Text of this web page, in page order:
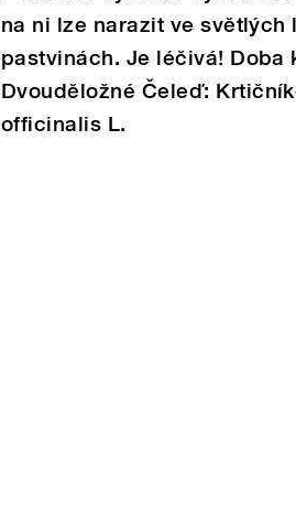
na ni lze narazit ve
pastvinách. Je léčivá! Doba
Dvouděložné Čeleď:
officinalis L.